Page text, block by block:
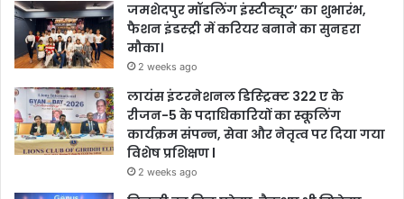
जमशेदपुर मॉडलिंग इंस्टीट्यूट’ का शुभारंभ,
फैशन इंडस्ट्री में करियर बनाने का सुनहरा
मौका।
2 weeks ago
लायंस इंटरनेशनल डिस्ट्रिक्ट 322 ए के
रीजन-5 के पदाधिकारियों का स्कूलिंग
कार्यक्रम संपन्न, सेवा और नेतृत्व पर दिया गया
विशेष प्रशिक्षण l
2 weeks ago